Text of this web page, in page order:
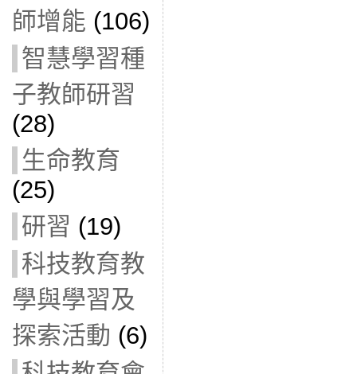
師增能 (106)
智慧學習種
子教師研習
(28)
生命教育
(25)
研習 (19)
科技教育教
學與學習及
探索活動 (6)